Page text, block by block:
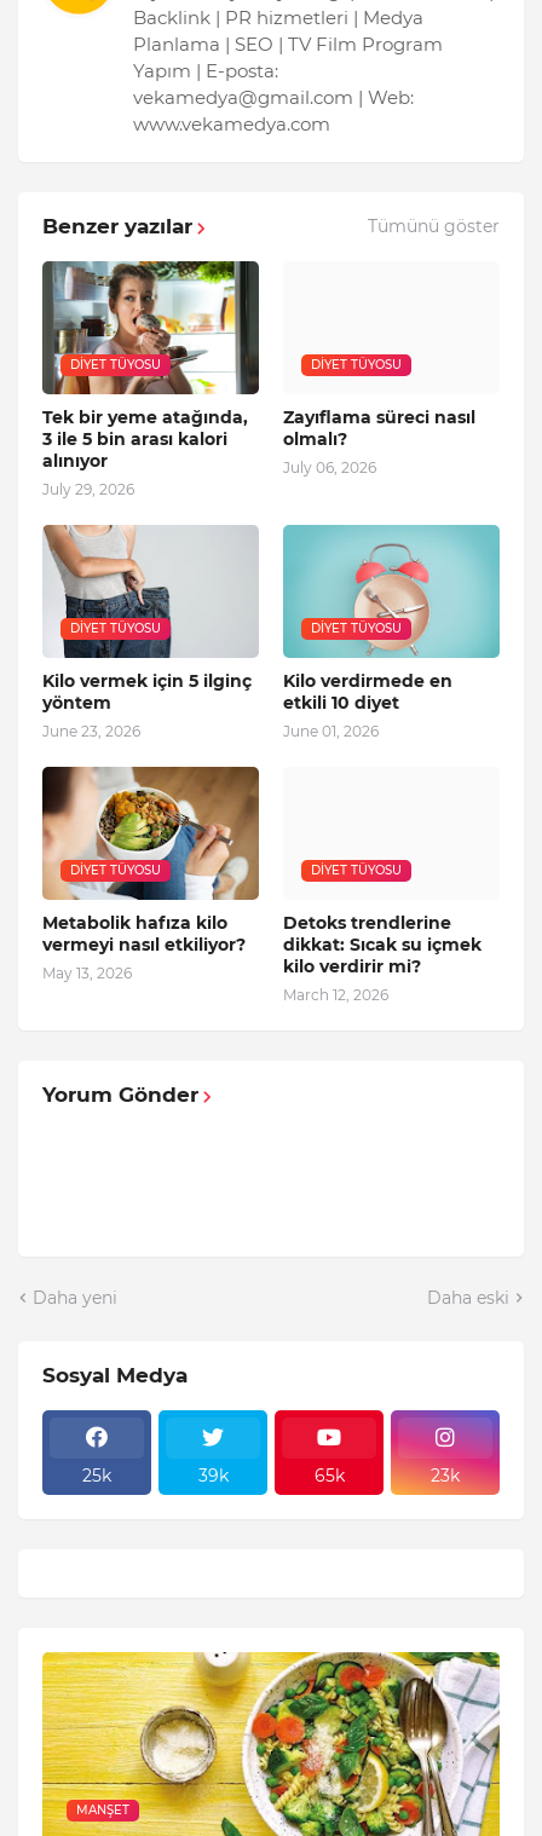
Backlink | PR hizmetleri | Medya
Planlama | SEO | TV Film Program
Yapım | E-posta:
vekamedya@gmail.com | Web:
www.vekamedya.com
Benzer yazılar Tümünü göster
DIYET TÜYOSU
Tek bir yeme atağında,
3 ile 5 bin arası kalori
alınıyor
July 29, 2026
DIYET TÜYOSU
Zayıflama süreci nasıl
olmalı?
July 06, 2026
DIYET TÜYOSU
Kilo vermek için 5 ilginç
yöntem
June 23, 2026
DIYET TÜYOSU
Kilo verdirmede en
etkili 10 diyet
June 01, 2026
DIYET TÜYOSU
Metabolik hafıza kilo
vermeyi nasıl etkiliyor?
May 13, 2026
DIYET TÜYOSU
Detoks trendlerine
dikkat: Sıcak su içmek
kilo verdirir mi?
March 12, 2026
Yorum Gönder
Daha yeni Daha eski
Sosyal Medya
25k 39k 65k 23k
MANŞET